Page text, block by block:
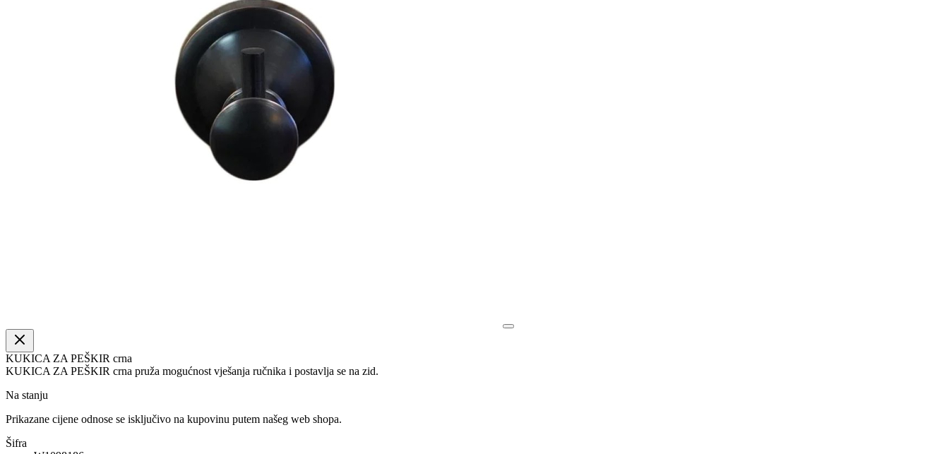
KUKICA ZA PEŠKIR crna
KUKICA ZA PEŠKIR crna pruža mogućnost vješanja ručnika i postavlja se na zid.
Na stanju
Prikazane cijene odnose se isključivo na kupovinu putem našeg web shopa.
Šifra